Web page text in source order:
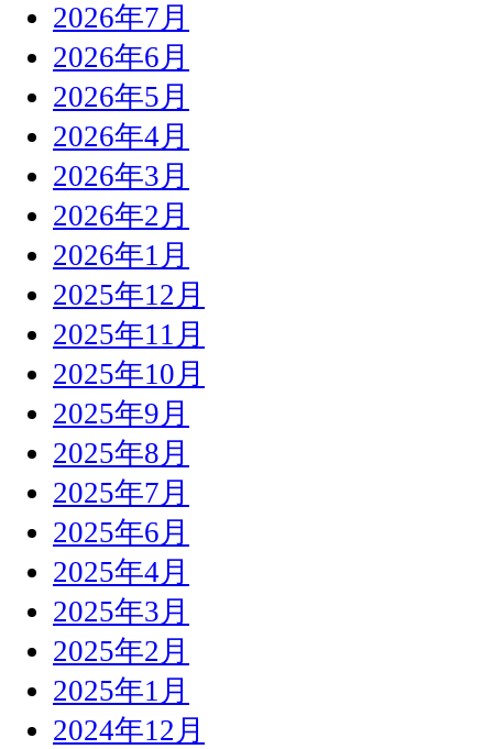
2026年7月
2026年6月
2026年5月
2026年4月
2026年3月
2026年2月
2026年1月
2025年12月
2025年11月
2025年10月
2025年9月
2025年8月
2025年7月
2025年6月
2025年4月
2025年3月
2025年2月
2025年1月
2024年12月